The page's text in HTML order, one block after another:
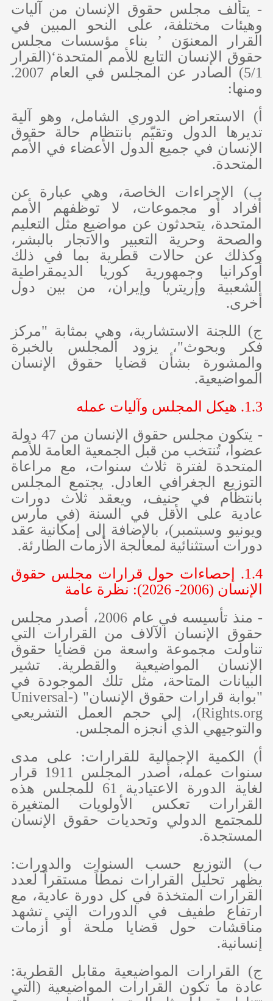
- يتألف مجلس حقوق الإنسان من آليات
وهيئات مختلفة، على النحو المبين في
القرار المعنوَن ’ بناء مؤسسات مجلس
حقوق الإنسان التابع للأمم المتحدة‘(القرار
5/1) الصادر عن المجلس في العام 2007.
ومنها:
‌أ) الاستعراض الدوري الشامل، وهو آلية
تديرها الدول وتقيّم بانتظام حالة حقوق
الإنسان في جميع الدول الأعضاء في الأمم
المتحدة.
‌ب) الإجراءات الخاصة، وهي عبارة عن
أفراد أو مجموعات، لا توظفهم الأمم
المتحدة، يتحدثون عن مواضيع مثل التعليم
والصحة وحرية التعبير والاتجار بالبشر،
وكذلك عن حالات قطرية بما في ذلك
أوكرانيا وجمهورية كوريا الديمقراطية
الشعبية وإريتريا وإيران، من بين دول
أخرى.
‌ج) اللجنة الاستشارية، وهي بمثابة "مركز
فكر وبحوث"، يزود المجلس بالخبرة
والمشورة بشأن قضايا حقوق الإنسان
المواضيعية.
1.3. هيكل المجلس وآليات عمله
- يتكون مجلس حقوق الإنسان من 47 دولة
عضواً، تُنتخب من قبل الجمعية العامة للأمم
المتحدة لفترة ثلاث سنوات، مع مراعاة
التوزيع الجغرافي العادل. يجتمع المجلس
بانتظام في جنيف، ويعقد ثلاث دورات
عادية على الأقل في السنة (في مارس
ويونيو وسبتمبر)، بالإضافة إلى إمكانية عقد
دورات استثنائية لمعالجة الأزمات الطارئة.
1.4. إحصاءات حول قرارات مجلس حقوق
الإنسان (2006- 2026): نظرة عامة
- منذ تأسيسه في عام 2006، أصدر مجلس
حقوق الإنسان الآلاف من القرارات التي
تناولت مجموعة واسعة من قضايا حقوق
الإنسان المواضيعية والقطرية. تشير
البيانات المتاحة، مثل تلك الموجودة في
"بوابة قرارات حقوق الإنسان" (Universal-
Rights.org)، إلى حجم العمل التشريعي
والتوجيهي الذي أنجزه المجلس.
‌أ) الكمية الإجمالية للقرارات: على مدى
سنوات عمله، أصدر المجلس 1911 قرار
لغاية الدورة الاعتيادية 61 للمجلس هذه
القرارات تعكس الأولويات المتغيرة
للمجتمع الدولي وتحديات حقوق الإنسان
المستجدة.
‌ب) التوزيع حسب السنوات والدورات:
يظهر تحليل القرارات نمطاً مستقراً لعدد
القرارات المتخذة في كل دورة عادية، مع
ارتفاع طفيف في الدورات التي تشهد
مناقشات حول قضايا ملحة أو أزمات
إنسانية.
‌ج) القرارات المواضيعية مقابل القطرية:
عادة ما تكون القرارات المواضيعية (التي